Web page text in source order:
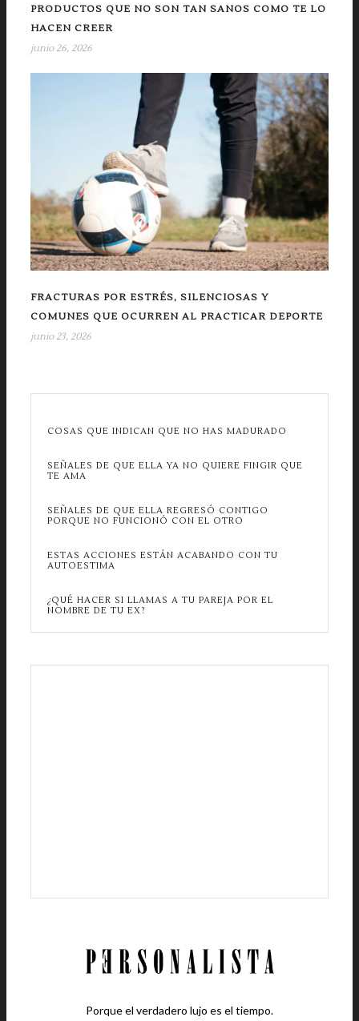
PRODUCTOS QUE NO SON TAN SANOS COMO TE LO
HACEN CREER
junio 26, 2026
FRACTURAS POR ESTRÉS, SILENCIOSAS Y
COMUNES QUE OCURREN AL PRACTICAR DEPORTE
junio 23, 2026
COSAS QUE INDICAN QUE NO HAS MADURADO
SEÑALES DE QUE ELLA YA NO QUIERE FINGIR QUE
TE AMA
SEÑALES DE QUE ELLA REGRESÓ CONTIGO
PORQUE NO FUNCIONÓ CON EL OTRO
ESTAS ACCIONES ESTÁN ACABANDO CON TU
AUTOESTIMA
¿QUÉ HACER SI LLAMAS A TU PAREJA POR EL
NOMBRE DE TU EX?
Porque el verdadero lujo es el tiempo.